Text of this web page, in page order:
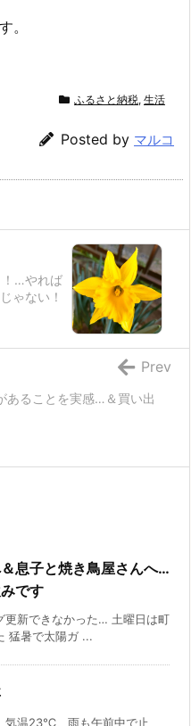
。
ふるさと納税, 生活
Posted by マルコ
！…やれば
ゃない！
あることを実感…＆買い出
Prev
息子と焼き鳥屋さんへ…
です
更新できなかった… 土曜日は町
猛暑で太陽ガ ...
温23℃、雨も午前中で止